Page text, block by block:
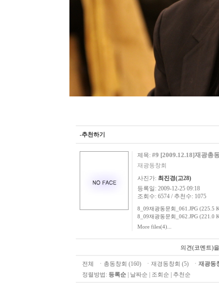
-추천하기
제목: #9 [2009.12.18]재광총
재광동창회
사진가: 최진경(고28)
등록일: 2009-12-25 09:18
조회수: 6574 / 추천수: 1075
8_09재광동문회_061.JPG (225.5
8_09재광동문회_062.JPG (221.0
More files(4)...
의견(코멘트)
전체 ㆍ 총동창회 (160) ㆍ 재경동창회 (5) ㆍ 재광동
정렬방법: 등록순| 날짜순 조회순 추천순